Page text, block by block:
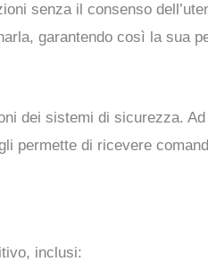
senza il consenso
garantendo così la sua
dei sistemi di sicurezza.
permette di ricevere
inclusi: